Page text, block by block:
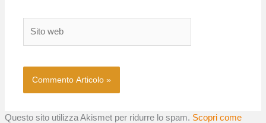
web
Questo sito utilizza Akismet per ridurre lo spam. Scopri come